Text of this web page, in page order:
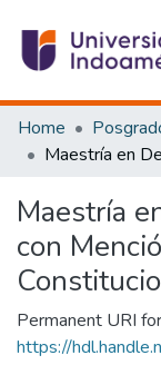
Communities &
All of DSpace
Estadísticas
Home
Maestría
con
Permanent URI
https://